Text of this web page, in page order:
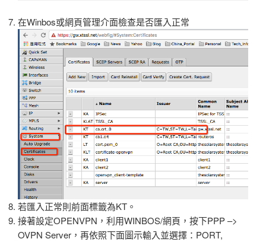
在Winbos或網頁管理介面檢查是否匯入正常
若匯入正常則前面標籤為KT。
接著設定OPENVPN，利用WINBOS/網頁，按下PPP –>
OVPN Server，再依照下面圖示輸入並選擇：PORT,